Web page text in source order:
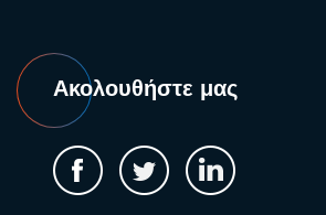
Ακολουθήστε μας